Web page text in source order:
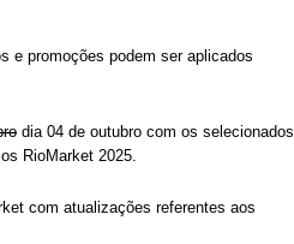
e promoções podem ser aplicados
dia 04 de outubro com os selecionados
RioMarket 2025.
com atualizações referentes aos